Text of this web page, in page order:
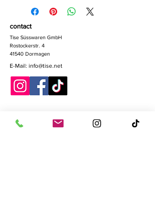
contact
Tise Süsswaren GmbH
Rostockerstr. 4
41540 Dormagen
E-Mail: info@tise.net
Quick-Links